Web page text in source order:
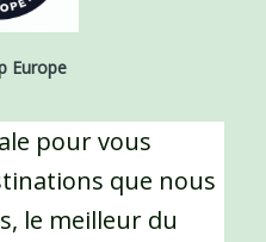
Europe
pour vous
que nous
le meilleur du